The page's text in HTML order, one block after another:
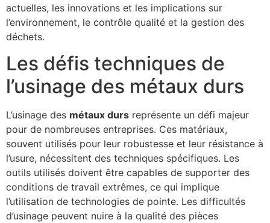
actuelles, les innovations et les implications sur
l’environnement, le contrôle qualité et la gestion des
déchets.
Les défis techniques de
l’usinage des métaux durs
L’usinage des métaux durs représente un défi majeur
pour de nombreuses entreprises. Ces matériaux,
souvent utilisés pour leur robustesse et leur résistance à
l’usure, nécessitent des techniques spécifiques. Les
outils utilisés doivent être capables de supporter des
conditions de travail extrêmes, ce qui implique
l’utilisation de technologies de pointe. Les difficultés
d’usinage peuvent nuire à la qualité des pièces